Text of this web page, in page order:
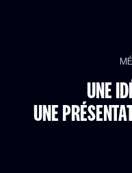
UNE
UNE